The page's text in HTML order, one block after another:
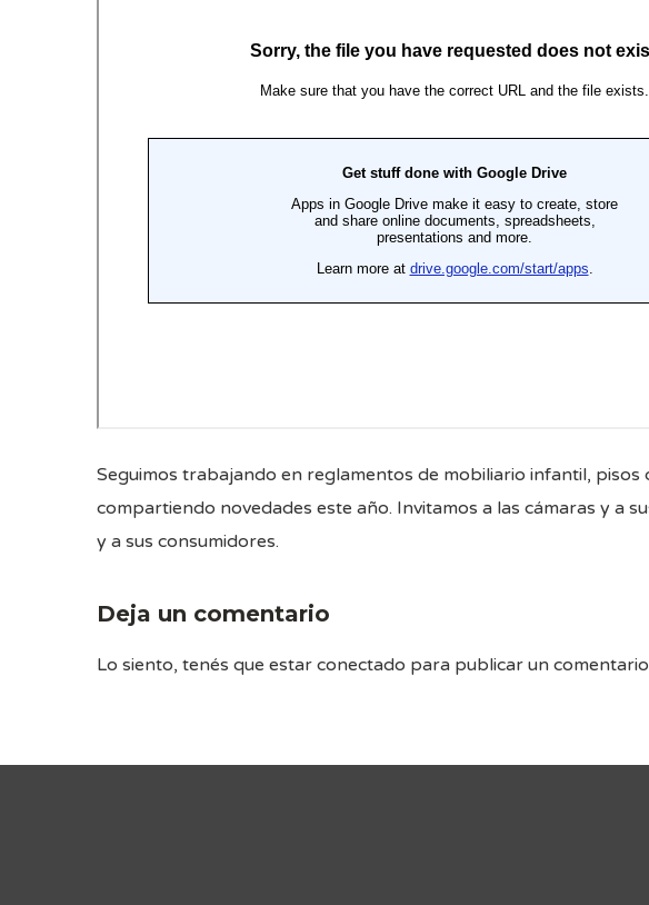
Seguimos trabajando en reglamentos de mobiliario infantil,
compartiendo novedades este año. Invitamos a las cámaras y a
y a sus consumidores.
Deja un comentario
Lo siento, tenés que estar conectado para publicar un